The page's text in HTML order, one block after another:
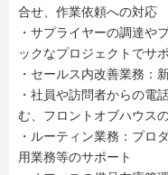
合せ、作業依頼への対応
・サプライヤーの調達や
ックなプロジェクトでサ
・セールス内改善業務：
・社員や訪問者からの電
む、フロントオブハウス
・ルーティン業務：プロ
用業務等のサポート